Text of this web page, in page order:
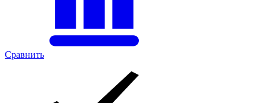
Сравнить